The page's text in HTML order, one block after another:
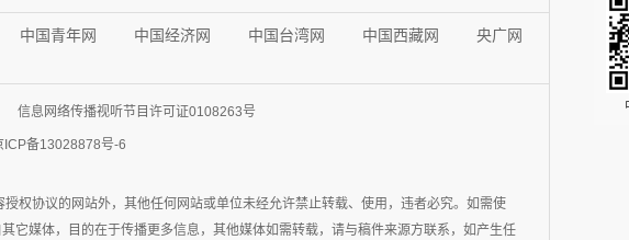
中国青年网 中国经济网 中国台湾网 中国西藏网
央广网
信息网络传播视听节目许可证0108263号
ICP备13028878号-6
权协议的网站外，其他任何网站或单位未经允许禁止转载、使用，违者必究。如需使
它媒体，目的在于传播更多信息，其他媒体如需转载，请与稿件来源方联系，如产生任